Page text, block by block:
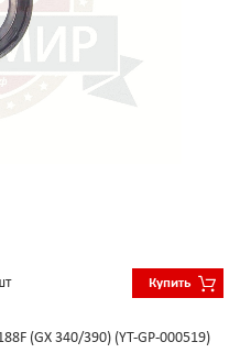
Купить
(GX 340/390) (YT-GP-000519)